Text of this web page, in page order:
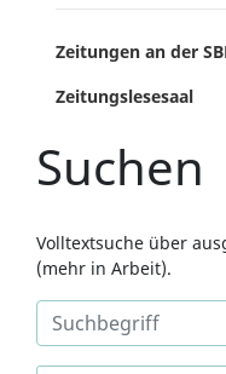
Zeitungen an der
Zeitungslesesaal
Suchen
Volltextsuche über
(mehr in Arbeit).